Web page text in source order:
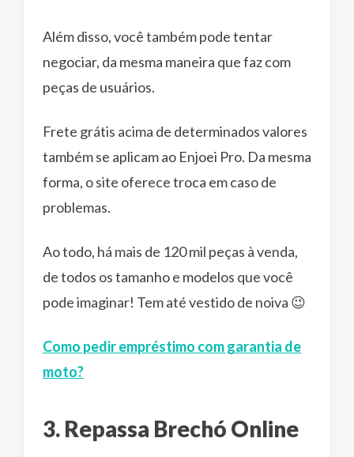
Além disso, você também pode tentar
negociar, da mesma maneira que faz com
peças de usuários.
Frete grátis acima de determinados valores
também se aplicam ao Enjoei Pro. Da mesma
forma, o site oferece troca em caso de
problemas.
Ao todo, há mais de 120 mil peças à venda,
de todos os tamanho e modelos que você
pode imaginar! Tem até vestido de noiva 😉
Como pedir empréstimo com garantia de
moto?
3. Repassa Brechó Online